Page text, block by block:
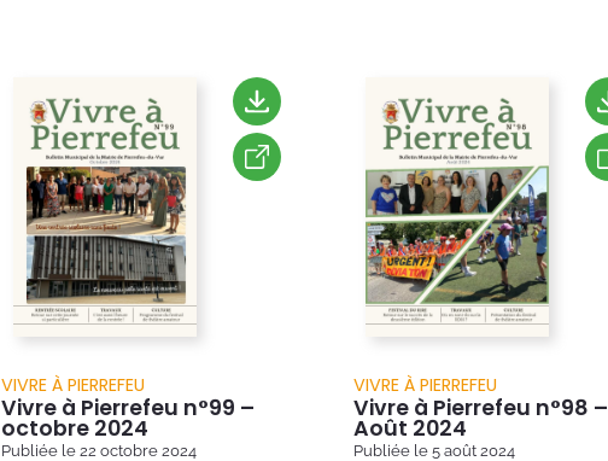
VIVRE À PIERREFEU
Vivre à Pierrefeu n°99 –
octobre 2024
Publiée le 22 octobre 2024
VIVRE À PIERREFEU
Vivre à Pierrefeu n°98 –
Août 2024
Publiée le 5 août 2024